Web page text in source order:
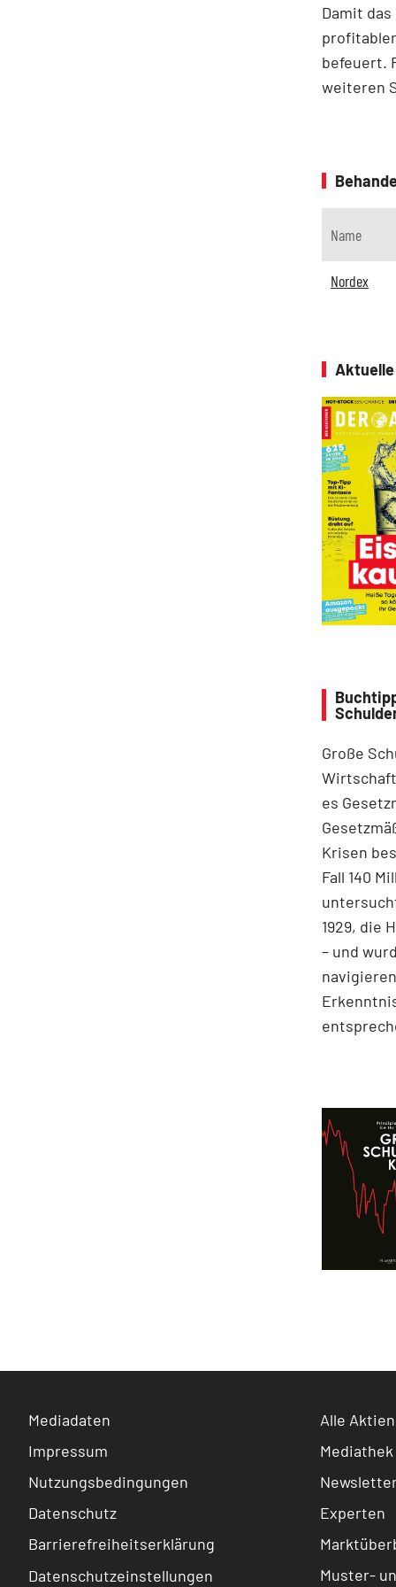
Damit
befeuert.
weiteren
Name
Nordex
Große
es
Krisen
Fall 140
1929, die
– und
Mediadaten
Impressum
Nutzungsbedingungen
Datenschutz
Barrierefreiheitserklärung
Datenschutzeinstellungen
Alle Aktien
Mediathek
Experten
Muster-